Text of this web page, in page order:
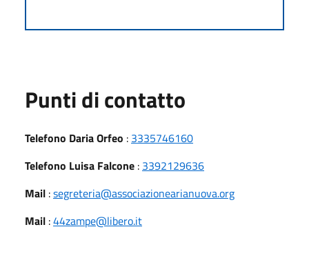
Punti di contatto
Telefono Daria Orfeo : 3335746160
Telefono Luisa Falcone : 3392129636
Mail :segreteria@associazionearianuova.org
Mail :44zampe@libero.it